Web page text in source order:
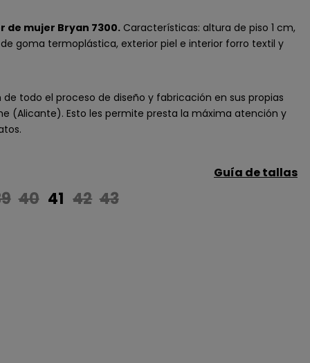
de mujer Bryan 7300. Características: altura de piso 1 cm,
goma termoplástica, exterior piel e interior forro textil y
de todo el proceso de diseño y fabricación en sus propias
(Alicante). Esto les permite presta la máxima atención y
Guía de tallas
40 41 42 43